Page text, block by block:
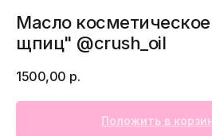
Масло
щпиц" @crush_oil
1500,00 р.
Положить в
МАГАЗИНЫ
ВЛЮБИТЬСЯ И КУПИТЬ